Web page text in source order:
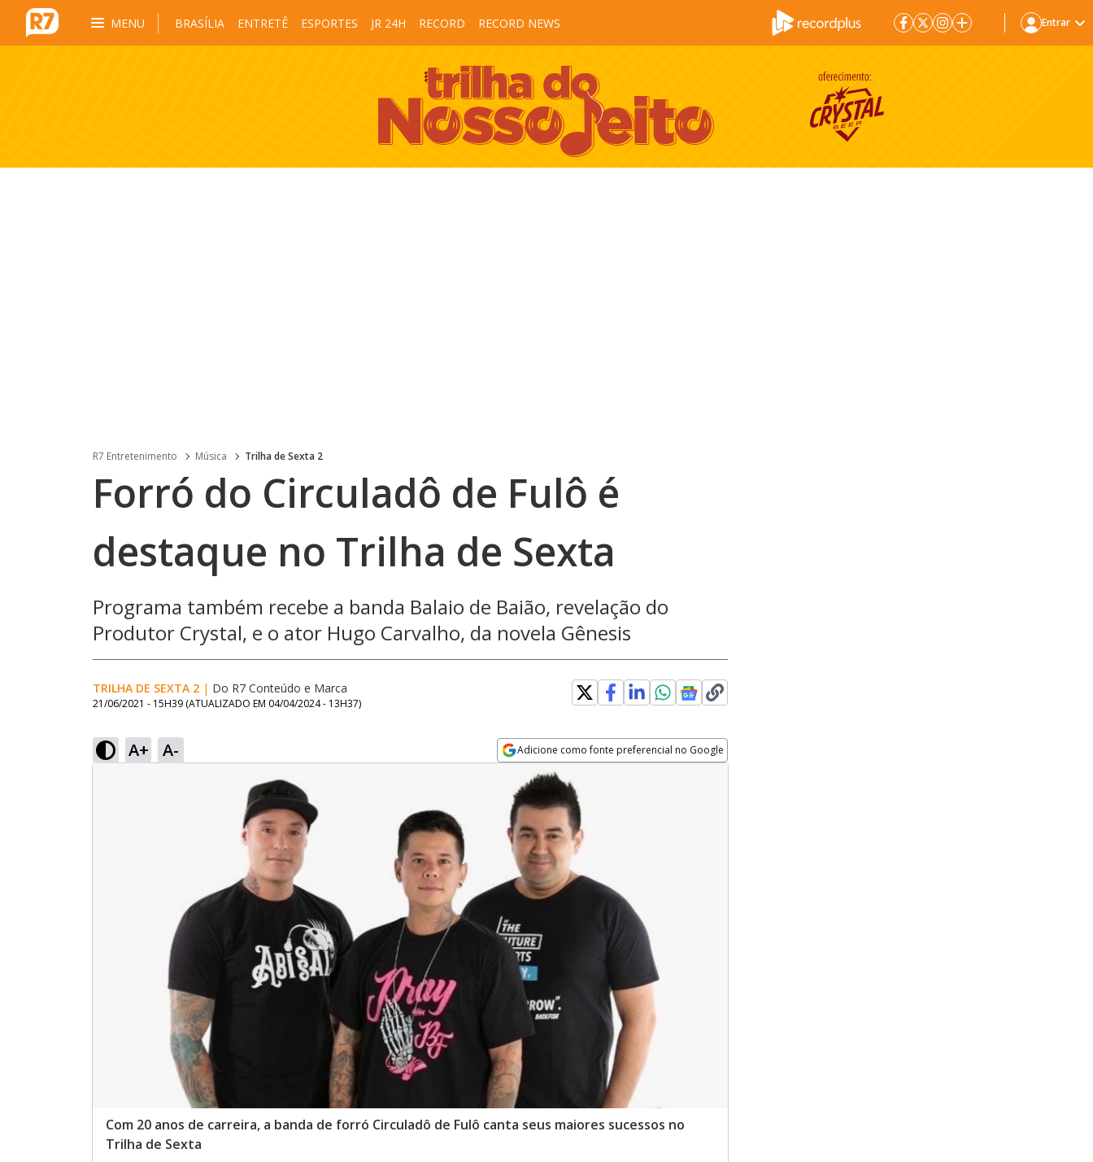
MENU BRASÍLIA ENTRETÊ ESPORTES JR 24H RECORD RECORD NEWS Entrar
R7 Entretenimento Música Trilha de Sexta 2
Forró do Circuladô de Fulô é
destaque no Trilha de Sexta
Programa também recebe a banda Balaio de Baião, revelação do
Produtor Crystal, e o ator Hugo Carvalho, da novela Gênesis
TRILHA DE SEXTA 2 | Do R7 Conteúdo e Marca
21/06/2021 - 15H39 (ATUALIZADO EM 04/04/2024 - 13H37)
A+ A- Adicione como fonte preferencial no Google
Opens in new window
Com 20 anos de carreira, a banda de forró Circuladô de Fulô canta seus maiores sucessos no
Trilha de Sexta